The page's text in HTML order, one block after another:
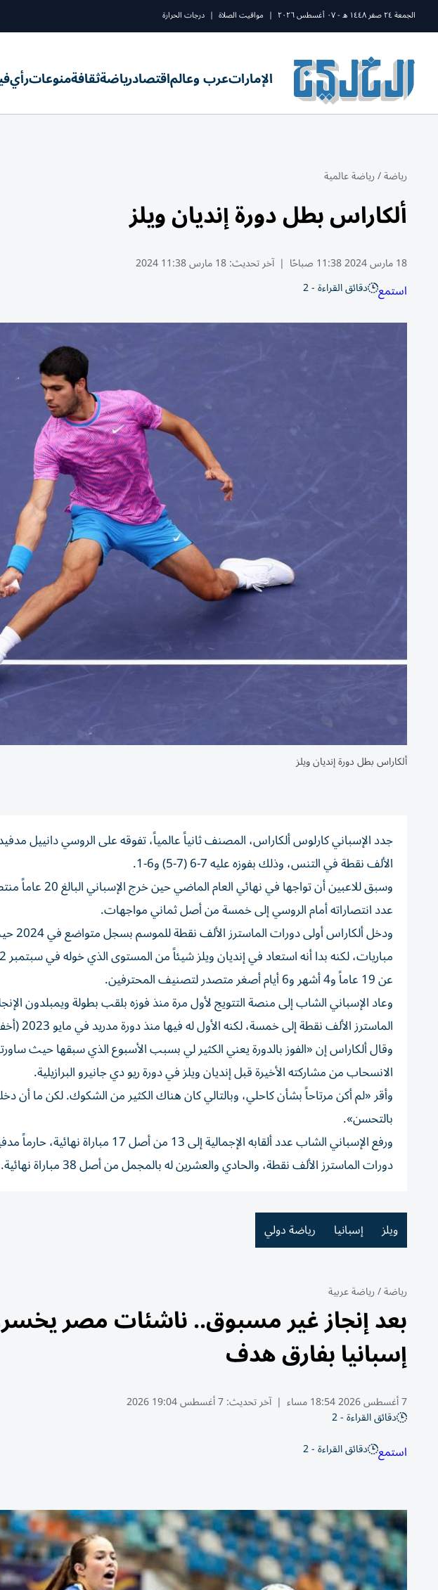
الجمعة ٢٤ صفر ١٤٤٨ ه - ٠٧ أغسطس ٢٠٢٦ | مواقيت الصلاة | درجات الحرارة
الإماراتعرب وعالماقتصادرياضةثقافةمنوعاترأي
رياضة/رياضة عالمية
ألكاراس بطل دورة إنديان ويلز
18 مارس 2024 11:38 صباحًا | آخر تحديث:18 مارس 11:38 2024
استمع دقائق القراءة - 2
ألكاراس بطل دورة إنديان ويلز
جدد الإسباني كارلوس ألكاراس، المصنف ثانياً عالمياً، تفوقه على الروسي دانييل
الألف نقطة في التنس، وذلك بفوزه عليه 7-6 (7-5) و6-1.
عدد انتصاراته أمام الروسي إلى خمسة من أصل ثماني مواجهات.
ودخل
عن 19 عاماً و4 أشهر و6 أيام أصغر متصدر لتصنيف المحترفين.
وعاد الإسباني الشاب إلى منصة التتويج لأول مرة منذ فوزه بلقب بطولة ويمبلدون
الماسترز الألف نقطة إلى خمسة، لكنه الأول له فيها منذ دورة مدريد في مايو 2023 (أخفق في المشاركات الخمس التالية).
وقال ألكاراس إن «الفوز بالدورة يعني الكثير لي بسبب الأسبوع الذي سبقها حيث
الانسحاب من مشاركته الأخيرة قبل إنديان ويلز في دورة ريو دي جانيرو البرازيلية.
وأقر «لم أكن مرتاحاً بشأن كاحلي، وبالتالي كان هناك الكثير من الشكوك. لكن ما
بالتحسن».
ورفع الإسباني الشاب عدد ألقابه
دورات الماسترز الألف نقطة، والحادي والعشرين له بالمجمل من أصل 38 مباراة نهائية.
ويلز إسبانيا رياضة دولي
رياضة/رياضة عربية
بعد إنجاز غير مسبوق.. ناشئات مصر
إسبانيا بفارق هدف
7 أغسطس 2026 18:54 مساء | آخر تحديث:7 أغسطس 19:04 2026
دقائق القراءة - 2
استمع دقائق القراءة - 2